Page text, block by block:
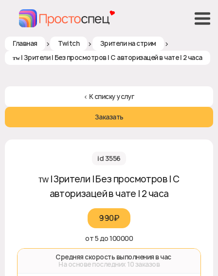
Главная > Twitch > Зрители на стрим >
ᴛᴡ | Зрители | Без просмотров | С авторизацей в чате | 2 часа
< К списку услуг
Заказать
id 3556
ᴛᴡ | Зрители | Без просмотров | С
авторизацей в чате | 2 часа
990₽‎
от 5 до 100000
🚀 Средняя скорость выполнения в час
На основе последних 10 заказов